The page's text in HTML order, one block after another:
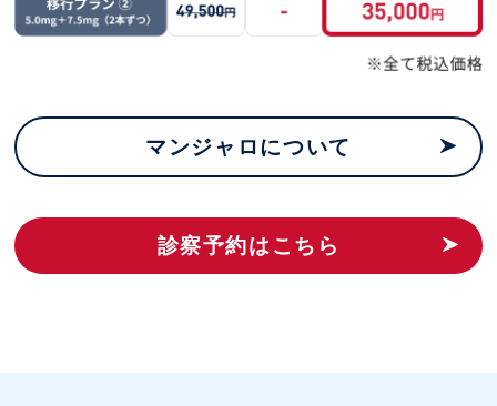
マンジャロについて
診察予約はこちら